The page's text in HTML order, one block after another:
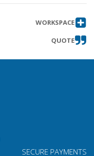
WORKSPACE
QUOTE
SECURE PAYMENTS